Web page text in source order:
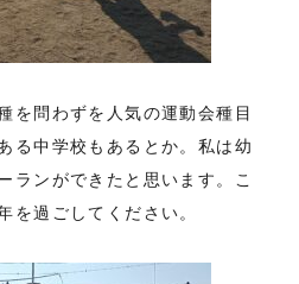
を問わずを人気の運動会種目
る中学校もあるとか。私は幼
ランができたと思います。こ
を過ごしてください。